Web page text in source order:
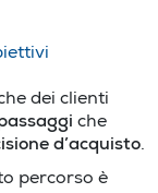
dei clienti
che
d’acquisto.
percorso è